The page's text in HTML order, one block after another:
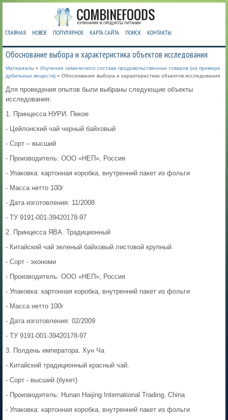
ГЛАВНАЯ НОВОЕ ПОПУЛЯРНОЕ КАРТА САЙТА ПОИСК КОНТАКТЫ
Обоснование выбора и характеристика объектов исследования
Материалы » Изучение химического состава продовольственных товаров (на примере
дубильных веществ) » Обоснование выбора и характеристика объектов исследования
Для проведения опытов были выбраны следующие объекты
исследования:
1. Принцесса НУРИ. Пекое
- Цейлонский чай черный байховый
- Сорт – высший
- Производитель: ООО «НЕП», Россия
- Упаковка: картонная коробка, внутренний пакет из фольги
- Масса нетто 100г
- Дата изготовления: 11/2008
- ТУ 9191-001-39420178-97
2. Принцесса ЯВА. Традиционный
- Китайский чай зеленый байховый листовой крупный
- Сорт - экономи
- Производитель: ООО «НЕП», Россия
- Упаковка: картонная коробка, внутренний пакет из фольги
- Масса нетто 100г
- Дата изготовления: 02/2009
- ТУ 9191-001-39420178-97
3. Полдень императора. Хун Ча
- Китайский традиционный красный чай.
- Сорт - высший (букет)
- Производитель: Hunan Haijing International Trading, China
- Упаковка: картонная коробка, внутренний пакет из фольги